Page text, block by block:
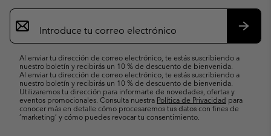
Suscripción
de
correo
Al enviar tu dirección de correo electrónico, te estás suscribiendo a
nuestro boletín y recibirás un 10 % de descuento de bienvenida.
Al enviar tu dirección de correo electrónico, te estás suscribiendo a
nuestro boletín y recibirás un 10 % de descuento de bienvenida.
Utilizaremos tu dirección para informarte de novedades, ofertas y
eventos promocionales. Consulta nuestra Política de Privacidad para
conocer más en detalle cómo procesaremos tus datos con fines de
’marketing’ y cómo puedes revocar tu consentimiento.